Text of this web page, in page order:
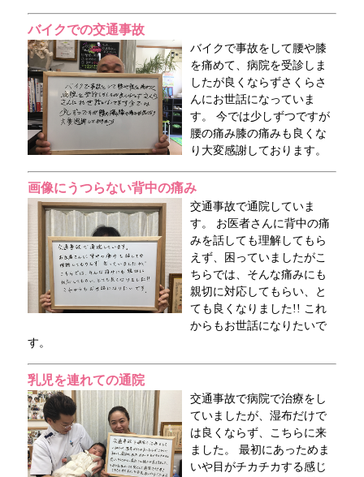
バイクでの交通事故
バイクで事故をして腰や膝
を痛めて、病院を受診しま
したが良くならずさくらさ
んにお世話になっていま
す。 今では少しずつですが
腰の痛み膝の痛みも良くな
り大変感謝しております。
画像にうつらない背中の痛み
交通事故で通院していま
す。 お医者さんに背中の痛
みを話しても理解してもら
えず、困っていましたがこ
ちらでは、そんな痛みにも
親切に対応してもらい、と
ても良くなりました!! これ
からもお世話になりたいで
す。
乳児を連れての通院
交通事故で病院で治療をし
ていましたが、湿布だけで
は良くならず、こちらに来
ました。 最初にあっためま
いや目がチカチカする感じ